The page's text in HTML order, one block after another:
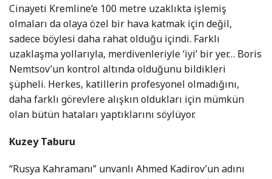
Cinayeti Kremline’e 100 metre uzaklıkta işlemiş
olmaları da olaya özel bir hava katmak için değil,
sadece böylesi daha rahat olduğu içindi. Farklı
uzaklaşma yollarıyla, merdivenleriyle ‘iyi’ bir yer… Boris
Nemtsov’un kontrol altında olduğunu bildikleri
şüpheli. Herkes, katillerin profesyonel olmadığını,
daha farklı görevlere alışkın oldukları için mümkün
olan bütün hataları yaptıklarını söylüyor.
Kuzey Taburu
“Rusya Kahramanı” unvanlı Ahmed Kadirov’un adını